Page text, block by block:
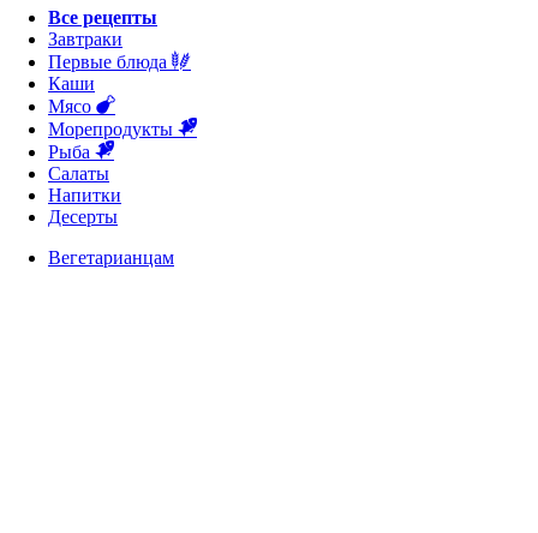
Все рецепты
Завтраки
Первые блюда
Каши
Мясо
Морепродукты
Рыба
Салаты
Напитки
Десерты
Вегетарианцам